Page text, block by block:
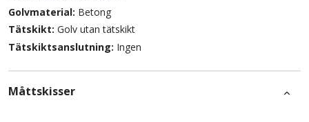
Golvmaterial: Betong
Tätskikt: Golv utan tätskikt
Tätskiktsanslutning: Ingen
Måttskisser